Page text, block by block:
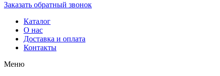
Заказать обратный звонок
Каталог
О нас
Доставка и оплата
Контакты
Меню